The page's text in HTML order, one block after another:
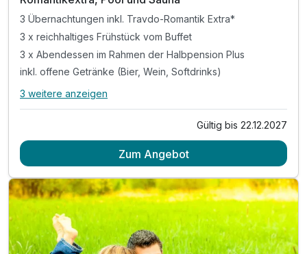
3 Übernachtungen inkl. Travdo-Romantik Extra*
3 x reichhaltiges Frühstück vom Buffet
3 x Abendessen im Rahmen der Halbpension Plus
inkl. offene Getränke (Bier, Wein, Softdrinks)
Alle Inklusivleistungen
3 x reichhaltiges Frühstück vom Buffet
inkl. offene Getränke (Bier, Wein, Softdrinks)
während Ihrer Essenzeit von max. 1,5 Stunden
tägliche Nutzung der Sauna von 15:00 - 21:00 Uhr
tägliche Nutzung des Innenpools
3 weitere anzeigen
Gültig bis 22.12.2027
Zum Angebot